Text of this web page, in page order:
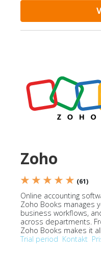
Zoho
★ ★ ★ ★ ★ (61)
Online accounting
Zoho Books manages
business workflows,
across departments.
Zoho Books makes it
Trial period Kontakt